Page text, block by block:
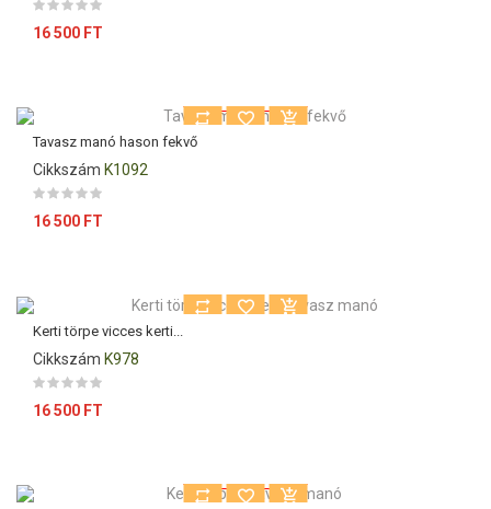
Ár
16 500 FT
Tavasz manó hason fekvő
Cikkszám K1092
Ár
16 500 FT
Kerti törpe vicces kerti...
Cikkszám K978
Ár
16 500 FT